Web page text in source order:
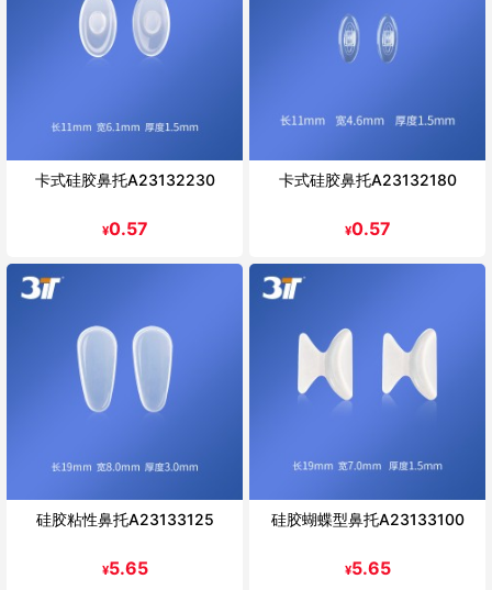
卡式硅胶鼻托A23132230
¥0.57
卡式硅胶鼻托A23132180
¥0.57
硅胶粘性鼻托A23133125
¥5.65
硅胶蝴蝶型鼻托A23133100
¥5.65